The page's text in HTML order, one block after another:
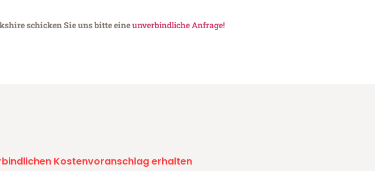
schicken Sie uns bitte eineunverbindliche Anfrage!
Kostenvoranschlag erhalten